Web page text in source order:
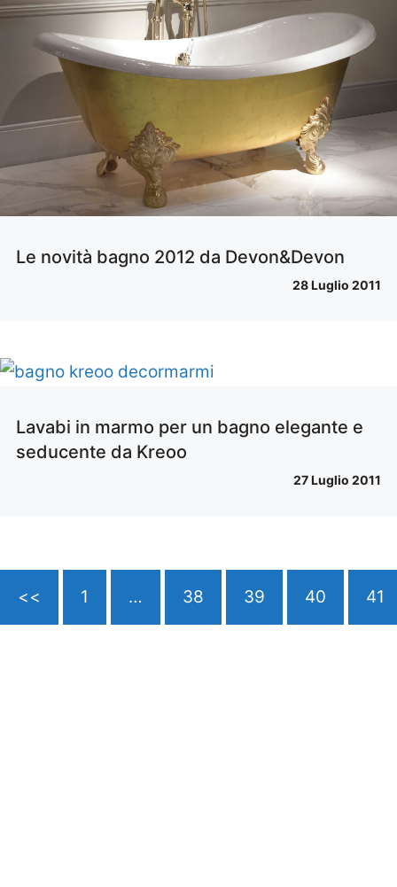
Le novità bagno 2012 da Devon&Devon
28 Luglio 2011
Lavabi in marmo per un bagno elegante e
seducente da Kreoo
27 Luglio 2011
<< 1 … 38 39 40 41